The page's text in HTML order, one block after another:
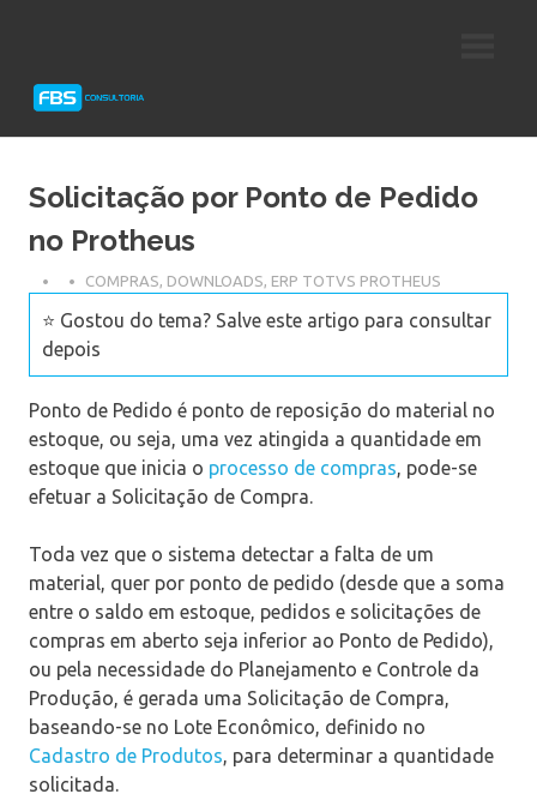
Protheus
Solicitação por Ponto de Pedido
no Protheus
COMPRAS, DOWNLOADS, ERP TOTVS PROTHEUS
⭐ Gostou do tema? Salve este artigo para consultar
depois
Ponto de Pedido é ponto de reposição do material no
estoque, ou seja, uma vez atingida a quantidade em
estoque que inicia o processo de compras, pode-se
efetuar a Solicitação de Compra.
Toda vez que o sistema detectar a falta de um
material, quer por ponto de pedido (desde que a soma
entre o saldo em estoque, pedidos e solicitações de
compras em aberto seja inferior ao Ponto de Pedido),
ou pela necessidade do Planejamento e Controle da
Produção, é gerada uma Solicitação de Compra,
baseando-se no Lote Econômico, definido no
Cadastro de Produtos, para determinar a quantidade
solicitada.